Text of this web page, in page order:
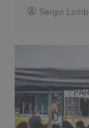
Sergio